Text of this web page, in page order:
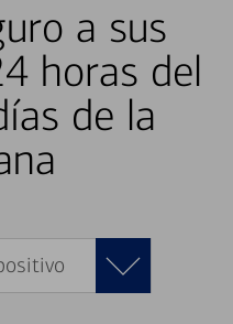
a sus
horas del
de la